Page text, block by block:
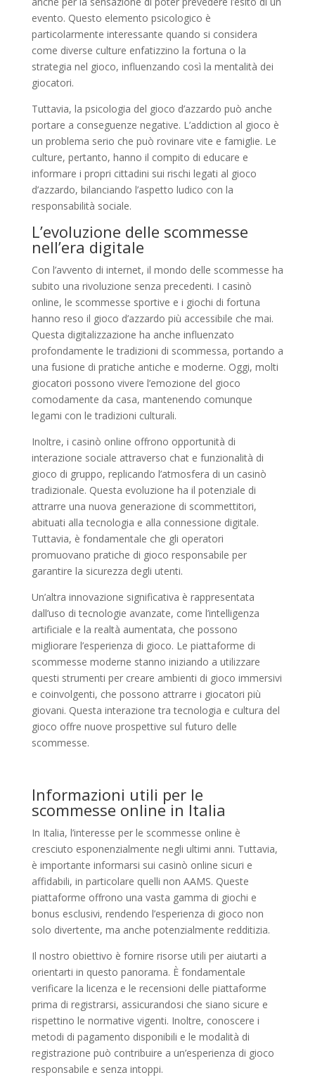
evento. Questo elemento psicologico è
particolarmente interessante quando si considera
come diverse culture enfatizzino la fortuna o la
strategia nel gioco, influenzando così la mentalità dei
giocatori.
Tuttavia, la psicologia del gioco d’azzardo può anche
portare a conseguenze negative. L’addiction al gioco è
un problema serio che può rovinare vite e famiglie. Le
culture, pertanto, hanno il compito di educare e
informare i propri cittadini sui rischi legati al gioco
d’azzardo, bilanciando l’aspetto ludico con la
responsabilità sociale.
L’evoluzione delle scommesse
nell’era digitale
Con l’avvento di internet, il mondo delle scommesse ha
subito una rivoluzione senza precedenti. I casinò
online, le scommesse sportive e i giochi di fortuna
hanno reso il gioco d’azzardo più accessibile che mai.
Questa digitalizzazione ha anche influenzato
profondamente le tradizioni di scommessa, portando a
una fusione di pratiche antiche e moderne. Oggi, molti
giocatori possono vivere l’emozione del gioco
comodamente da casa, mantenendo comunque
legami con le tradizioni culturali.
Inoltre, i casinò online offrono opportunità di
interazione sociale attraverso chat e funzionalità di
gioco di gruppo, replicando l’atmosfera di un casinò
tradizionale. Questa evoluzione ha il potenziale di
attrarre una nuova generazione di scommettitori,
abituati alla tecnologia e alla connessione digitale.
Tuttavia, è fondamentale che gli operatori
promuovano pratiche di gioco responsabile per
garantire la sicurezza degli utenti.
Un’altra innovazione significativa è rappresentata
dall’uso di tecnologie avanzate, come l’intelligenza
artificiale e la realtà aumentata, che possono
migliorare l’esperienza di gioco. Le piattaforme di
scommesse moderne stanno iniziando a utilizzare
questi strumenti per creare ambienti di gioco immersivi
e coinvolgenti, che possono attrarre i giocatori più
giovani. Questa interazione tra tecnologia e cultura del
gioco offre nuove prospettive sul futuro delle
scommesse.
Informazioni utili per le
scommesse online in Italia
In Italia, l’interesse per le scommesse online è
cresciuto esponenzialmente negli ultimi anni. Tuttavia,
è importante informarsi sui casinò online sicuri e
affidabili, in particolare quelli non AAMS. Queste
piattaforme offrono una vasta gamma di giochi e
bonus esclusivi, rendendo l’esperienza di gioco non
solo divertente, ma anche potenzialmente redditizia.
Il nostro obiettivo è fornire risorse utili per aiutarti a
orientarti in questo panorama. È fondamentale
verificare la licenza e le recensioni delle piattaforme
prima di registrarsi, assicurandosi che siano sicure e
rispettino le normative vigenti. Inoltre, conoscere i
metodi di pagamento disponibili e le modalità di
registrazione può contribuire a un’esperienza di gioco
responsabile e senza intoppi.